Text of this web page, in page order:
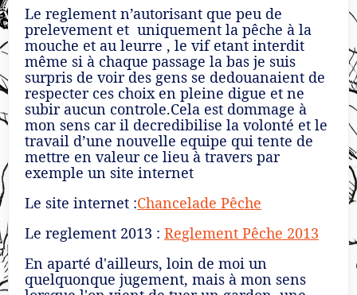
Le reglement n’autorisant que peu de
prelevement et uniquement la pêche à la
mouche et au leurre , le vif etant interdit
même si à chaque passage la bas je suis
surpris de voir des gens se dedouanaient de
respecter ces choix en pleine digue et ne
subir aucun controle.Cela est dommage à
mon sens car il decredibilise la volonté et le
travail d’une nouvelle equipe qui tente de
mettre en valeur ce lieu à travers par
exemple un site internet
Le site internet :Chancelade Pêche
Le reglement 2013 : Reglement Pêche 2013
En aparté d'ailleurs, loin de moi un
quelquonque jugement, mais à mon sens